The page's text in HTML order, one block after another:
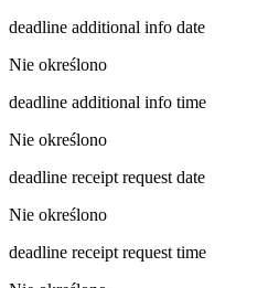
deadline additional info date
Nie określono
deadline additional info time
Nie określono
deadline receipt request date
Nie określono
deadline receipt request time